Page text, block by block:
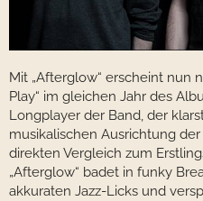
Mit „Afterglow“ erscheint nun
Play“ im gleichen Jahr des
Longplayer der Band, der
musikalischen Ausrichtung
direkten Vergleich zum
„Afterglow“ badet in funky
akkuraten Jazz-Licks und